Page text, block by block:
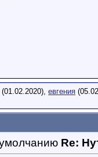
(01.02.2020), евгения
Re: